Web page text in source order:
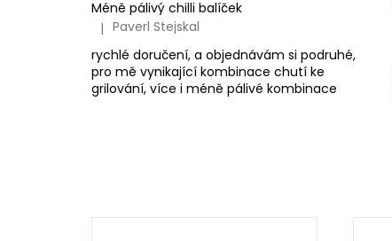
Méně pálivý chilli balíček
Hodnocení produktu je 5 z 5 hvězdiček.
| Paverl Stejskal
rychlé doručení, a objednávám si podruhé,
pro mě vynikající kombinace chutí ke
grilování, více i méně pálivé kombinace